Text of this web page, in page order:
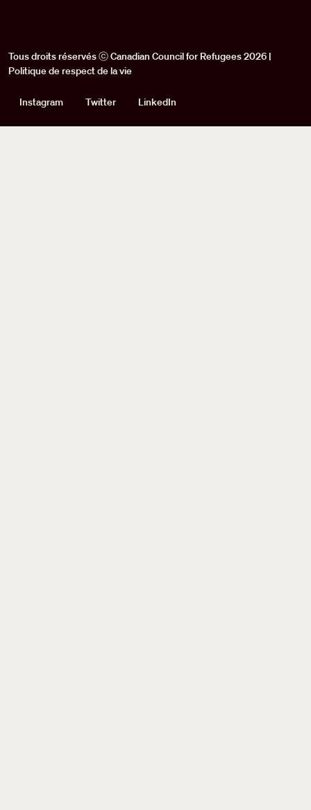
Tous droits réservés ⓒ Canadian Council for Refugees 2026 |
Politique de respect de la vie
Social
Instagram Twitter LinkedIn